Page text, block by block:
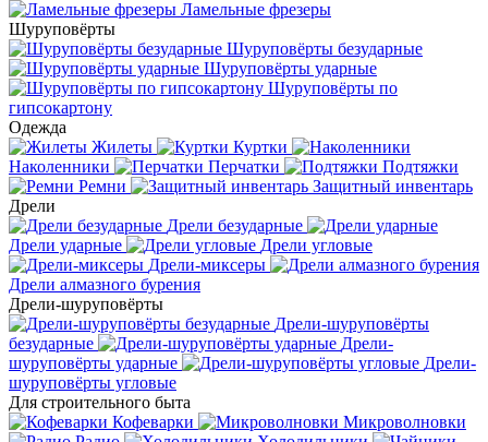
Ламельные фрезеры
Шуруповёрты
Шуруповёрты безударные
Шуруповёрты ударные
Шуруповёрты по
гипсокартону
Одежда
Жилеты
Куртки
Наколенники
Перчатки
Подтяжки
Ремни
Защитный инвентарь
Дрели
Дрели безударные
Дрели ударные
Дрели угловые
Дрели-миксеры
Дрели алмазного бурения
Дрели-шуруповёрты
Дрели-шуруповёрты
безударные
Дрели-
шуруповёрты ударные
Дрели-
шуруповёрты угловые
Для строительного быта
Кофеварки
Микроволновки